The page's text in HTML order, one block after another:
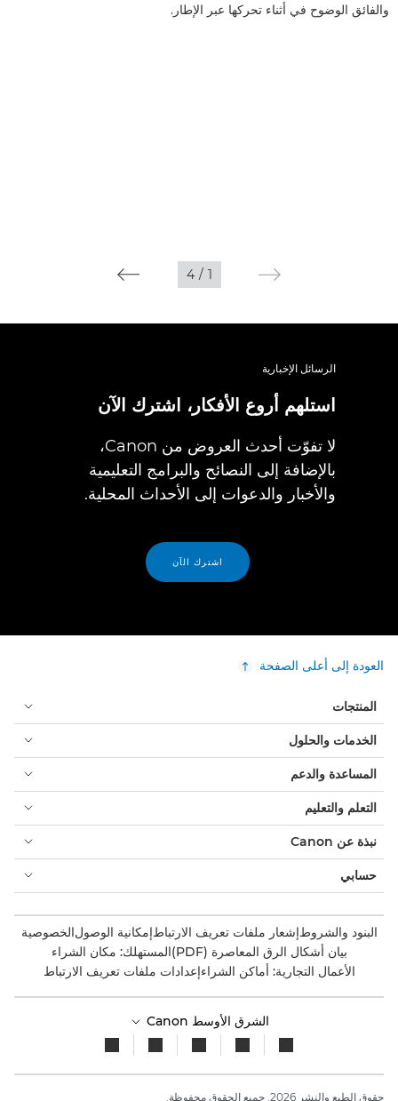
والفائق الوضوح في أثناء تحركها عبر الإطار.
1
/
4
الرسائل الإخبارية
استلهم أروع الأفكار، اشترك الآن
لا تفوّت أحدث العروض من Canon،
بالإضافة إلى النصائح والبرامج التعليمية
والأخبار والدعوات إلى الأحداث المحلية.
اشترك الآن
العودة إلى أعلى الصفحة
المنتجات
الخدمات والحلول
المساعدة والدعم
التعلم والتعليم
نبذة عن Canon
حسابي
البنود والشروطإشعار ملفات تعريف الارتباطإمكانية الوصولالخصوصية
بيان أشكال الرق المعاصرة (PDF)
المستهلك: مكان الشراء
الأعمال التجارية: أماكن الشراءإعدادات ملفات تعريف الارتباط
الشرق الأوسط Canon
حقوق الطبع والنشر 2026. جميع الحقوق محفوظة.